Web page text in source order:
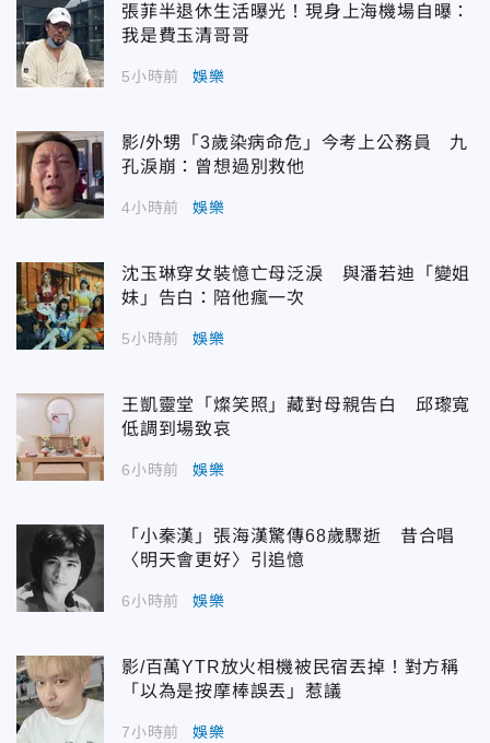
張菲半退休生活曝光！現身上海機場自曝：
我是費玉清哥哥
5小時前 娛樂
影/外甥「3歲染病命危」今考上公務員 九
孔淚崩：曾想過別救他
4小時前 娛樂
沈玉琳穿女裝憶亡母泛淚 與潘若迪「變姐
妹」告白：陪他瘋一次
5小時前 娛樂
王凱靈堂「燦笑照」藏對母親告白 邱瓈寬
低調到場致哀
6小時前 娛樂
「小秦漢」張海漢驚傳68歲驟逝 昔合唱
〈明天會更好〉引追憶
6小時前 娛樂
影/百萬YTR放火相機被民宿丟掉！對方稱
「以為是按摩棒誤丟」惹議
7小時前 娛樂